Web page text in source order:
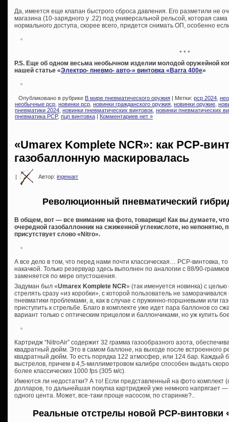
Да, имеется еще клапан быстрого сброса давления. Его разметили не
магазина (10-зарядного у .22) под универсальной рельсой, которая
нормального доступа, скорее всего, придется снимать ОП, особенно
* * *
P.S. Еще об одном весьма необычном изделии молодой оружейной
нашей статье «Электро- пневмо- авто-» винтовка «Barra 400e»
Опубликовано в рубрике В мире пневматического оружия | Метки: pcp 2024
необычные pcp новинки pcp новинки гражданского оружия новинки оружие
пневматики 2024 новинки пневматических винтовок новинки пневматических
пневматика PCP, пцп винтовка Комментариев нет »
«Umarex Komplete NCR»: как PCP-
газобаллонную маскировалась
| Автор: ingewarr
Революционный пневматический
В общем, вот — все внимание на фото, товарищи! Как вы думаете,
очередной газобаллонник на сжиженной углекислоте, но непонятно,
присутствует слово «Nitro».
А все дело в том, что перед нами почти классическая… PCP-винтовка,
накачкой. Только резервуар здесь выполнен по аналогии с 88/90-
заменяется по мере опустошения.
Задуман был «Umarex Komplete NCR» (так именуется новинка) с
стрелять сразу «из коробки», с которой пользователь не
пневматики проблемами, а, как в случае с пружинно-поршневыми или
приступить к стрельбе. Благо в комплекте уже идет пара баллонов со
вариант только с оптическим прицелом и баллончиками, но уж купить
Картридж “NitroAir” содержит 32 грамма газообразного азота,
квадратный дюйм. Это в самом баллоне, на выходе после встроенного
квадратный дюйм. То есть порядка 122 атмосфер, или 124 бар. Каждый
выстрелов, причем в 4,5-миллиметровом калибре способен выдать
более классических 1000 fps (305 м/с).
Имеются ли недостатки? А то! Если представленный на фото комплект
долларов, то дальнейшая покупка картриджей уже немного напрягает
одного цента. Может, все-таки проще насосом, по старинке?..
Реальные отстрелы новой PCP-винтовки